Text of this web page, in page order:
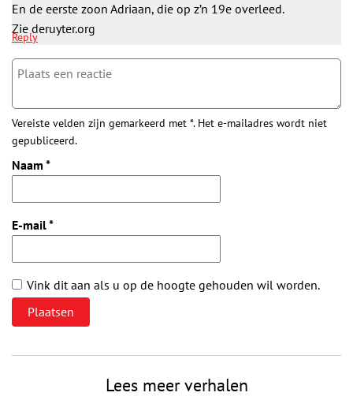
En de eerste zoon Adriaan, die op z’n 19e overleed.
Zie deruyter.org
Reply
Vereiste velden zijn gemarkeerd met *. Het e-mailadres wordt niet
gepubliceerd.
Naam *
E-mail*
Vink dit aan als u op de hoogte gehouden wil worden.
Lees meer verhalen